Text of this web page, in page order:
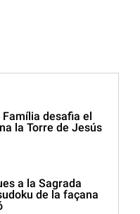
Família desafia el
la Torre de Jesús
a la Sagrada
de la façana